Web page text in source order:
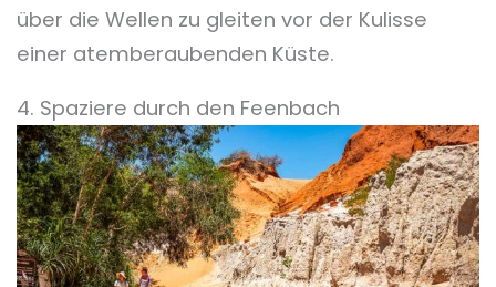
über die Wellen zu gleiten vor der Kulisse
einer atemberaubenden Küste.
4. Spaziere durch den Feenbach